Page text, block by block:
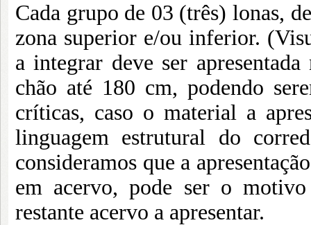
Cada grupo de 03 (três) lonas,
zona superior e/ou inferior.
a integrar deve ser
chão até 180 cm, podendo
críticas, caso o material a
linguagem estrutural do
consideramos que a
em acervo, pode ser o
restante acervo a apresentar.